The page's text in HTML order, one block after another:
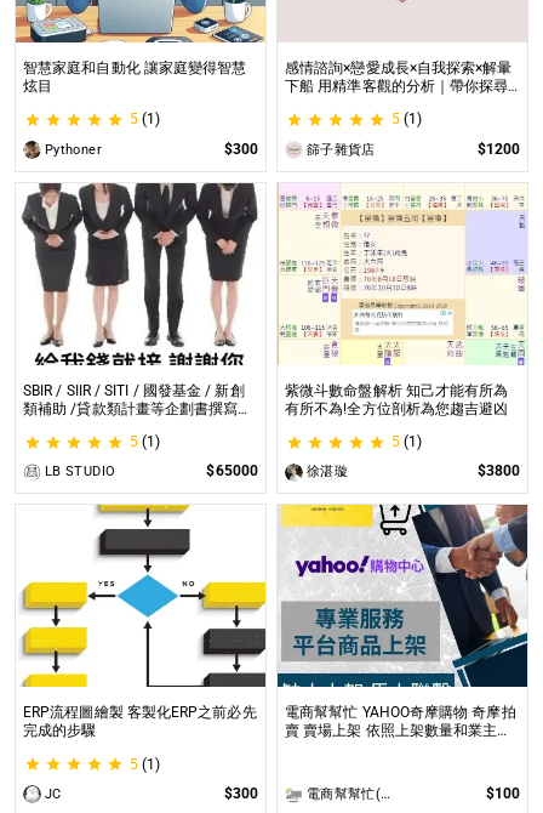
智慧家庭和自動化 讓家庭變得智慧
炫目
5 (1)
Pythoner $300
感情諮詢×戀愛成長×自我探索×解暈
下船 用精準客觀的分析｜帶你探尋
5 (1)
篩子雜貨店 $1200
SBIR / SIIR / SITI / 國發基金 / 新創
類補助 /貸款類計畫等企劃書撰寫
類補助 /貸款類計畫等企劃書撰寫
5 (1)
LB STUDIO $65000
紫微斗數命盤解析 知己才能有所為
有所不為!全方位剖析為您趨吉避凶
5 (1)
徐湛璇 $3800
ERP流程圖繪製 客製化ERP之前必先
完成的步驟
5 (1)
JC $300
電商幫幫忙 YAHOO奇摩購物 奇摩拍
賣 賣場上架 依照上架數量和業主討
電商幫幫忙(電商平台代營運/電商上架/運營策略/網路行銷) $100